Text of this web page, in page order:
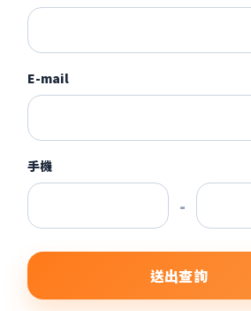
E-mail
手機
-
送出查詢